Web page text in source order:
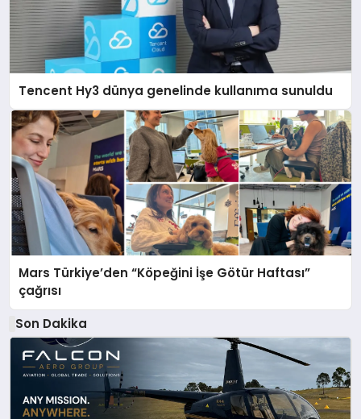
Tencent Hy3 dünya genelinde kullanıma sunuldu
Mars Türkiye’den “Köpeğini İşe Götür Haftası”
çağrısı
Son Dakika